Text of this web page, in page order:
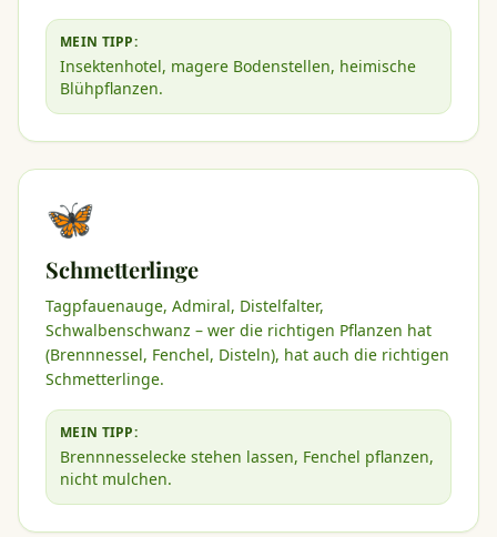
MEIN TIPP:
Insektenhotel, magere Bodenstellen, heimische
Blühpflanzen.
🦋
Schmetterlinge
Tagpfauenauge, Admiral, Distelfalter,
Schwalbenschwanz – wer die richtigen Pflanzen hat
(Brennnessel, Fenchel, Disteln), hat auch die richtigen
Schmetterlinge.
MEIN TIPP:
Brennnesselecke stehen lassen, Fenchel pflanzen,
nicht mulchen.